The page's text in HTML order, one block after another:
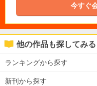
今すぐ
他の作品も探してみる
ランキングから探す
新刊から探す